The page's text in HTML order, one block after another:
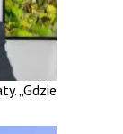
„Gdzie